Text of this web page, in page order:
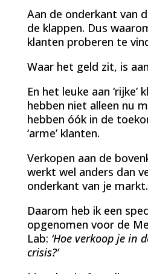
Aan de onderkant van
de klappen. Dus
klanten proberen te
Waar het geld zit, is
En het leuke aan ‘rijke’
hebben niet alleen nu
hebben óók in de
‘arme’ klanten.
Verkopen aan de
werkt wel anders dan
onderkant van je markt.
Daarom heb ik een
opgenomen voor de
Lab: ‘Hoe verkoop je in
crisis?’